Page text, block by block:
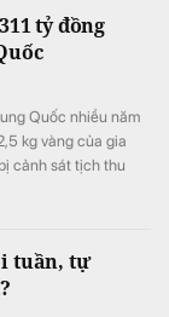
tỷ đồng
Quốc nhiều năm
kg vàng của gia
cảnh sát tịch thu
tuần, tự